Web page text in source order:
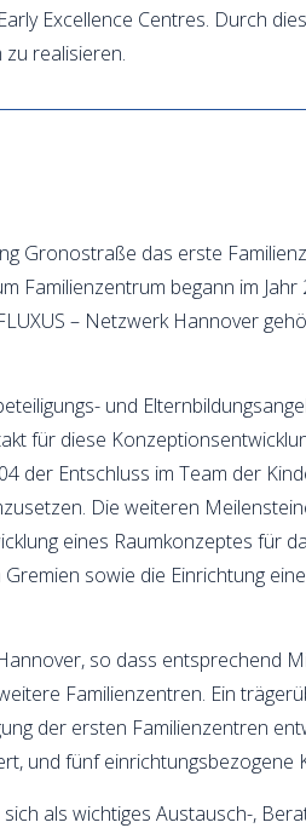
Excellence Centres. Durch
realisieren.
Gronostraße das erste
Familienzentrum begann im
– Netzwerk Hannover
und
für diese
der Entschluss im Team der
Die weiteren
eines Raumkonzeptes für
sowie die Einrichtung
so dass entsprechend
Familienzentren. Ein
der ersten Familienzentren
und fünf einrichtungsbezogene
als wichtiges Austausch-,